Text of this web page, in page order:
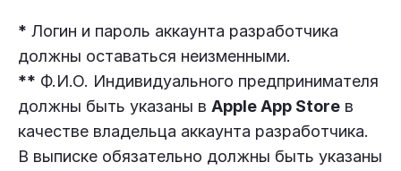
* Логин и пароль аккаунта разработчика
должны оставаться неизменными.
** Ф.И.О. Индивидуального предпринимателя
должны быть указаны в Apple App Store в
качестве владельца аккаунта разработчика.
В выписке обязательно должны быть указаны